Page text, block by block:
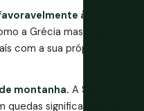
à
a Grécia mas mais
com a sua própria
montanha. A SH8
significativas, e